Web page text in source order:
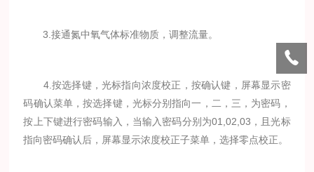
3.接通氮中氧气体标准物质，调整流量。
4.按选择键，光标指向浓度校正，按确认键，屏幕显示密
码确认菜单，按选择键，光标分别指向一，二，三，为密码，
按上下键进行密码输入，当输入密码分别为01,02,03，且光标
指向密码确认后，屏幕显示浓度校正子菜单，选择零点校正。